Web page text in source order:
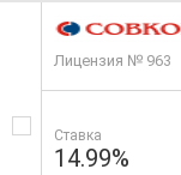
Лицензия № 963
Ставка
14.99%